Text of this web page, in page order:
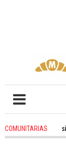
COMUNITARIAS
entusiasmo